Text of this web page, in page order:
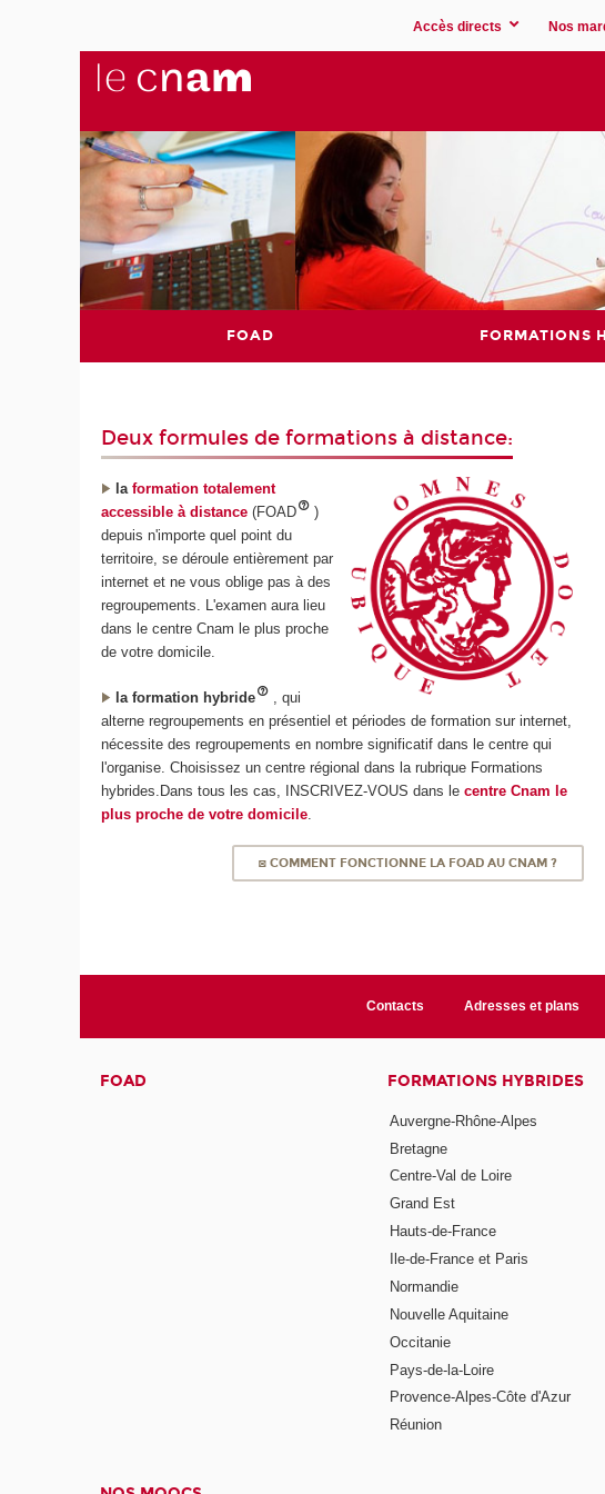
Accès directs Nos
FOAD FORMATIONS
Deux formules de formations à distance:
laformation totalement
accessible à distance (FOAD
)
depuis n'importe quel point du
territoire, se déroule entièrement par
internet et ne vous oblige pas à des
regroupements. L'examen aura lieu
dans le centre Cnam le plus proche
de votre domicile.
la formation hybride
, qui
alterne regroupements en présentiel et périodes de formation sur internet,
nécessite des regroupements en nombre significatif dans le centre qui
l'organise. Choisissez un centre régional dans la rubrique Formations
hybrides.Dans tous les cas, INSCRIVEZ-VOUS dans lecentre Cnam le
plus proche de votre domicile
◙ COMMENT FONCTIONNE LA FOAD AU CNAM ?
Contacts Adresses et plans
FOAD FORMATIONS HYBRIDES
Auvergne-Rhône-Alpes
Bretagne
Centre-Val de Loire
Grand Est
Hauts-de-France
Ile-de-France et Paris
Normandie
Nouvelle Aquitaine
Occitanie
Pays-de-la-Loire
Provence-Alpes-Côte d'Azur
Réunion